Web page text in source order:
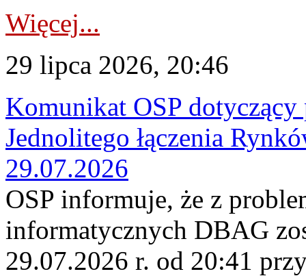
Więcej...
29 lipca 2026, 20:46
Komunikat OSP
Jednolitego łączenia
29.07.2026
OSP informuje, że z
informatycznych DBAG
29.07.2026 r. od 20:41